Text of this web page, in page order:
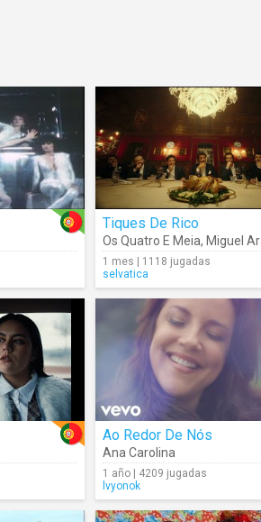
Tiques De Rico
Os Quatro E Meia, Miguel
1 mes | 1118 jugadas
selvatica
Ao Redor De Nós
Ana Carolina
1 año | 4209 jugadas
lvyonok